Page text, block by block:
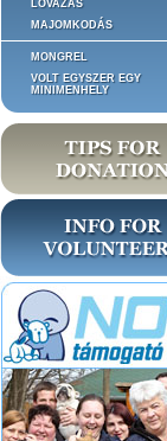
LOVAZÁS
MAJOMKODÁS
MONGREL
VOLT EGYSZER EGY
MINIMENHELY